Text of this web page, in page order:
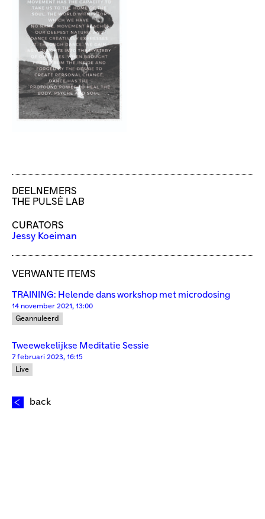
DEELNEMERS
THE PULSĖ LAB
CURATORS
Jessy Koeiman
VERWANTE ITEMS
TRAINING: Helende dans workshop met microdosing
14 november 2021, 13:00
Geannuleerd
Tweewekelijkse Meditatie Sessie
7 februari 2023, 16:15
Live
back